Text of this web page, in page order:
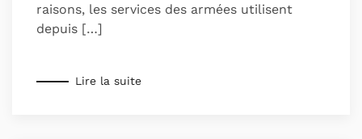
raisons, les services des armées utilisent
depuis […]
Lire la suite